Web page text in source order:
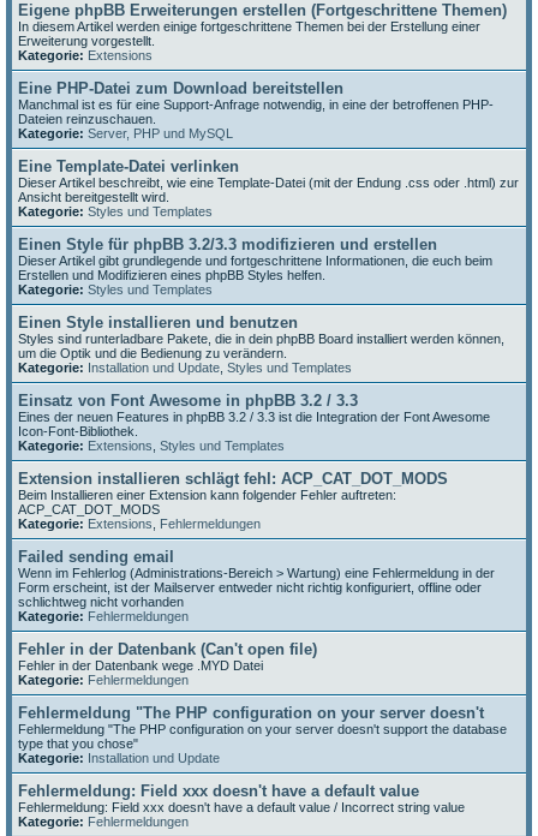
Eigene phpBB Erweiterungen erstellen (Fortgeschrittene Themen)
In diesem Artikel werden einige fortgeschrittene Themen bei der Erstellung einer
Erweiterung vorgestellt.
Kategorie: Extensions
Eine PHP-Datei zum Download bereitstellen
Manchmal ist es für eine Support-Anfrage notwendig, in eine der betroffenen PHP-
Dateien reinzuschauen.
Kategorie: Server, PHP und MySQL
Eine Template-Datei verlinken
Dieser Artikel beschreibt, wie eine Template-Datei (mit der Endung .css oder .html) zur
Ansicht bereitgestellt wird.
Kategorie: Styles und Templates
Einen Style für phpBB 3.2/3.3 modifizieren und erstellen
Dieser Artikel gibt grundlegende und fortgeschrittene Informationen, die euch beim
Erstellen und Modifizieren eines phpBB Styles helfen.
Kategorie: Styles und Templates
Einen Style installieren und benutzen
Styles sind runterladbare Pakete, die in dein phpBB Board installiert werden können,
um die Optik und die Bedienung zu verändern.
Kategorie: Installation und Update Styles und Templates
Einsatz von Font Awesome in phpBB 3.2 / 3.3
Eines der neuen Features in phpBB 3.2 / 3.3 ist die Integration der Font Awesome
Icon-Font-Bibliothek.
Kategorie: Extensions Styles und Templates
Extension installieren schlägt fehl: ACP_CAT_DOT_MODS
Beim Installieren einer Extension kann folgender Fehler auftreten:
ACP_CAT_DOT_MODS
Kategorie: Extensions Fehlermeldungen
Failed sending email
Wenn im Fehlerlog (Administrations-Bereich > Wartung) eine Fehlermeldung in der
Form erscheint, ist der Mailserver entweder nicht richtig konfiguriert, offline oder
schlichtweg nicht vorhanden
Kategorie: Fehlermeldungen
Fehler in der Datenbank (Can't open file)
Fehler in der Datenbank wege .MYD Datei
Kategorie: Fehlermeldungen
Fehlermeldung "The PHP configuration on your server doesn't
Fehlermeldung "The PHP configuration on your server doesn't support the database
type that you chose"
Kategorie: Installation und Update
Fehlermeldung: Field xxx doesn't have a default value
Fehlermeldung: Field xxx doesn't have a default value / Incorrect string value
Kategorie: Fehlermeldungen